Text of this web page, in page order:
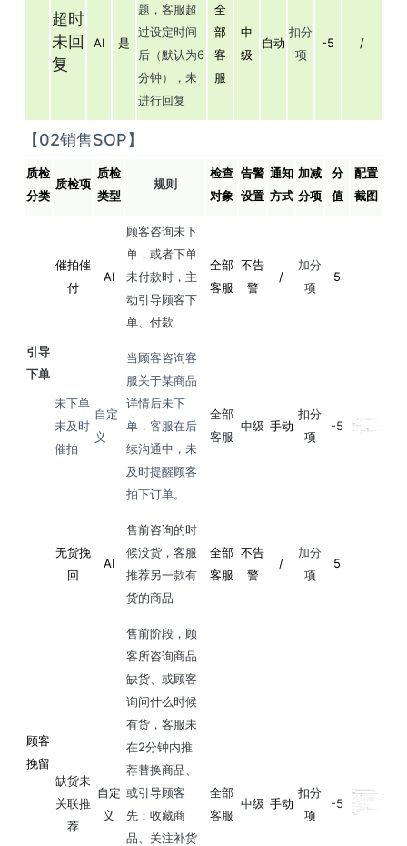
超时
未回
复
AI 是
题，客服超
过设定时间
后（默认为6
分钟），未
进行回复
全
部
客
服
中
级
自动
扣分
项
-5 /
【02销售SOP】
质检
分类
质检项
质检
类型
规则
检查
对象
告警
设置
通知
方式
加减
分项
分
值
配置
截图
引导
下单
催拍催
付
AI
顾客咨询未下
单，或者下单
未付款时，主
动引导顾客下
单、付款
全部
客服
不告
警
/
加分
项
5
未下单
未及时
催拍
自定
义
当顾客咨询客
服关于某商品
详情后未下
单，客服在后
续沟通中，未
及时提醒顾客
拍下订单。
全部
客服
中级 手动
扣分
项
-5
顾客
挽留
无货挽
回
AI
售前咨询的时
候没货，客服
推荐另一款有
货的商品
全部
客服
不告
警
/
加分
项
5
缺货未
关联推
荐
自定
义
售前阶段，顾
客所咨询商品
缺货、或顾客
询问什么时候
有货，客服未
在2分钟内推
荐替换商品、
或引导顾客
先：收藏商
品、关注补货
全部
客服
中级 手动
扣分
项
-5